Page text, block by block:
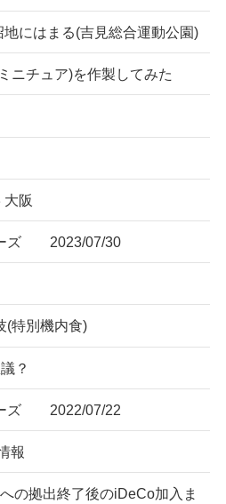
にはまる(吉見総合運動公園)
ニチュア)を作製してみた
大阪
ーズ 2023/07/30
(特別機内食)
？
ーズ 2022/07/22
報
の拠出終了後のiDeCo加入ま